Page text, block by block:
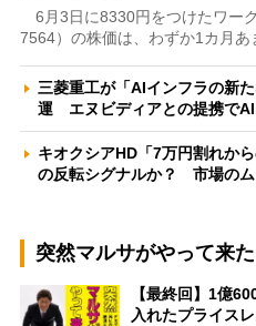
6月3日に8330円をつけたワー
7564）の株価は、わずか1カ月
三菱重工が「AIインフラの新
運 エヌビディアとの提携で
キオクシアHD「7万円割れか
の反転シグナルか？ 市場の
突然マルサがやって来た
【最終回】1億
入れたプライス